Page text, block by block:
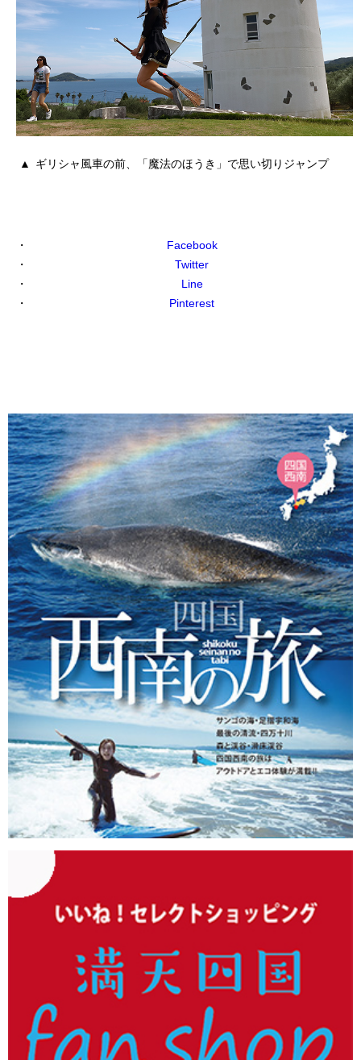
ギリシャ風車の前、「魔法のほうき」で思い切りジャンプ
Facebook
Twitter
Line
Pinterest